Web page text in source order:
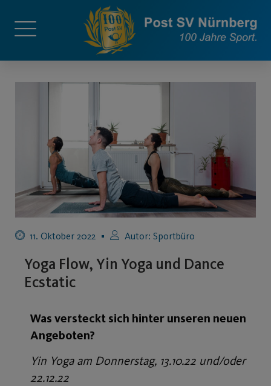
11. Oktober 2022 Autor: Sportbüro
Yoga Flow, Yin Yoga und Dance
Ecstatic
Was versteckt sich hinter unseren neuen
Angeboten?
Yin Yoga am Donnerstag, 13.10.22 und/oder
22.12.22